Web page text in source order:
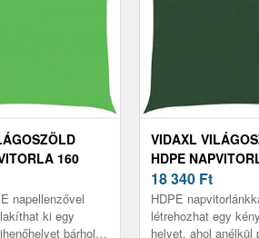
160
5 M
napellenzővel
ki egy
bárhol a
VIDAXL
HDPE
G/M² 4, 5 X 4, 5 M
18 340 Ft
HDPE
létrehozhat egy
helyet, ahol anélkül